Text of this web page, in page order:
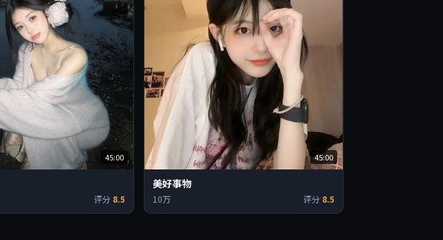
45:00
评分 8.5
45:00
美好事物
10万 评分 8.5